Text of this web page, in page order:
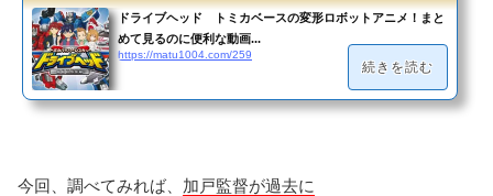
ドライブヘッド トミカベースの変形ロボットアニメ！まと
めて見るのに便利な動画...
https://matu1004.com/259
続きを読む
今回、調べてみれば、 加戸監督が過去に